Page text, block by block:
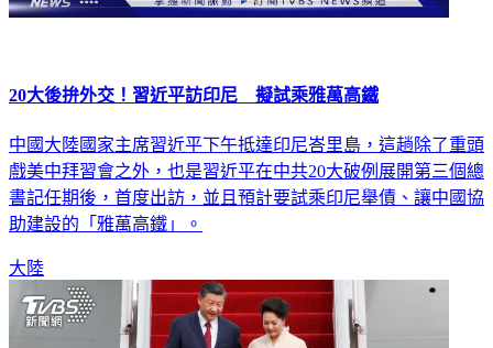
20大後拚外交！習近平訪印尼 擬試乘雅萬高鐵
中國大陸國家主席習近平下午抵達印尼峇里島，這趟除了重頭
戲美中拜習會之外，也是習近平在中共20大破例展開第三個總
書記任期後，首度出訪，並且預計要試乘印尼舉債、讓中國協
助建設的「雅萬高鐵」。
大陸